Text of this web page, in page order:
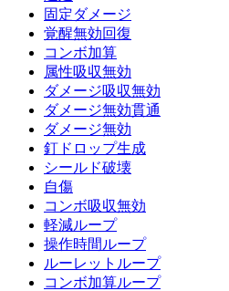
固定ダメージ
覚醒無効回復
コンボ加算
属性吸収無効
ダメージ吸収無効
ダメージ無効貫通
ダメージ無効
釘ドロップ生成
シールド破壊
自傷
コンボ吸収無効
軽減ループ
操作時間ループ
ルーレットループ
コンボ加算ループ